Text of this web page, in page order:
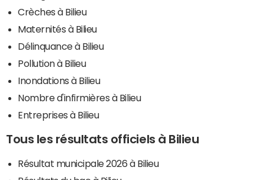
Crèches à Bilieu
Maternités à Bilieu
Délinquance à Bilieu
Pollution à Bilieu
Inondations à Bilieu
Nombre d'infirmières à Bilieu
Entreprises à Bilieu
Tous les résultats officiels à Bilieu
Résultat municipale 2026 à Bilieu